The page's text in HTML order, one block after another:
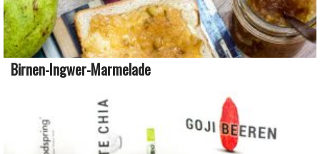
Birnen-Ingwer-Marmelade